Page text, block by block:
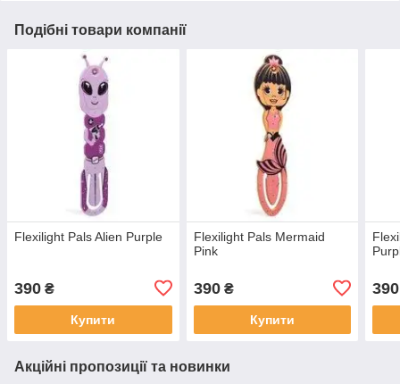
Подібні товари компанії
Flexilight Pals Alien Purple
390 ₴
Купити
Flexilight Pals Mermaid
Pink
390₴
Купити
390
Акційні пропозиції та новинки